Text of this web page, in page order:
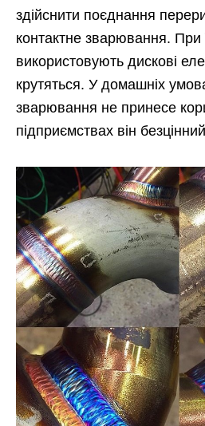
здійснити поєднання
контактне зварювання. При
використовують дискові
крутяться. У домашніх
зварювання не принесе
підприємствах він